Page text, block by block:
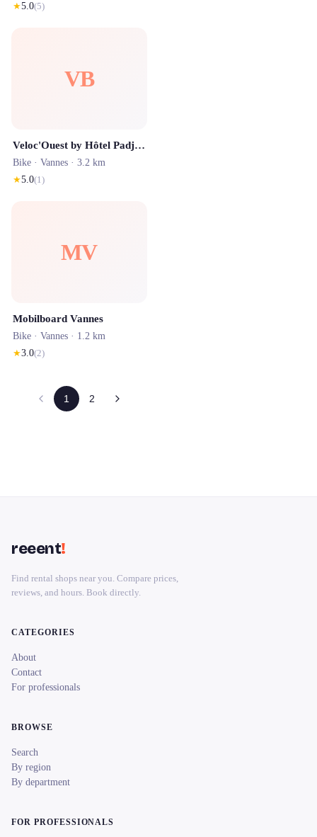
★5.0(5)
VB
Veloc'Ouest by Hôtel Padja - Livraison de vélos à VANNES
Bike · Vannes · 3.2 km
★5.0(1)
MV
Mobilboard Vannes
Bike · Vannes · 1.2 km
★3.0(2)
1 2
reeent!
Find rental shops near you. Compare prices,
reviews, and hours. Book directly.
CATEGORIES
About
Contact
For professionals
BROWSE
Search
By region
By department
FOR PROFESSIONALS